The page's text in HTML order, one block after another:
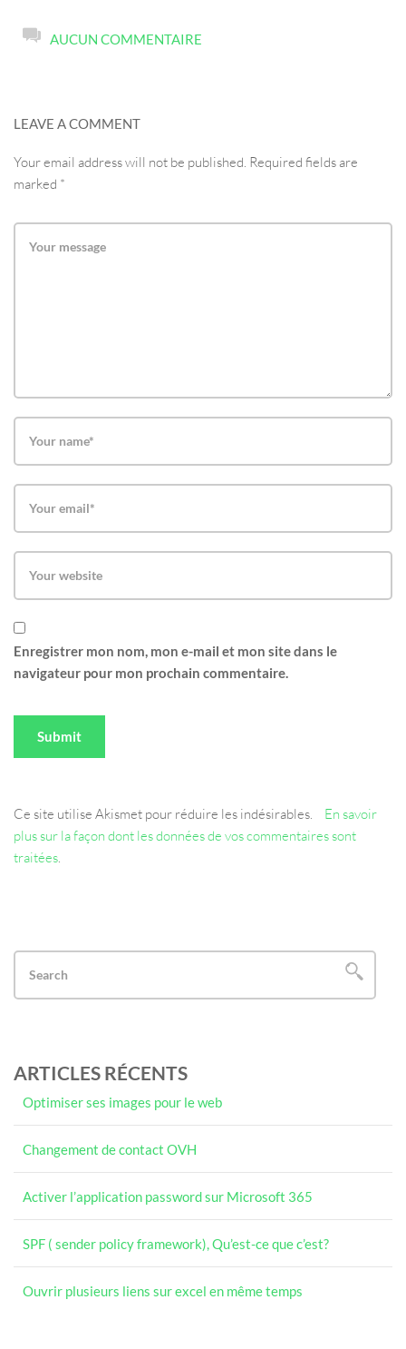
AUCUN COMMENTAIRE
LEAVE A COMMENT
Your email address will not be published. Required fields are
marked *
Enregistrer mon nom, mon e-mail et mon site dans le
navigateur pour mon prochain commentaire.
Ce site utilise Akismet pour réduire les indésirables.
En savoir
plus sur la façon dont les données de vos commentaires sont
traitées.
ARTICLES RÉCENTS
Optimiser ses images pour le web
Changement de contact OVH
Activer l’application password sur Microsoft 365
SPF ( sender policy framework), Qu’est-ce que c’est?
Ouvrir plusieurs liens sur excel en même temps